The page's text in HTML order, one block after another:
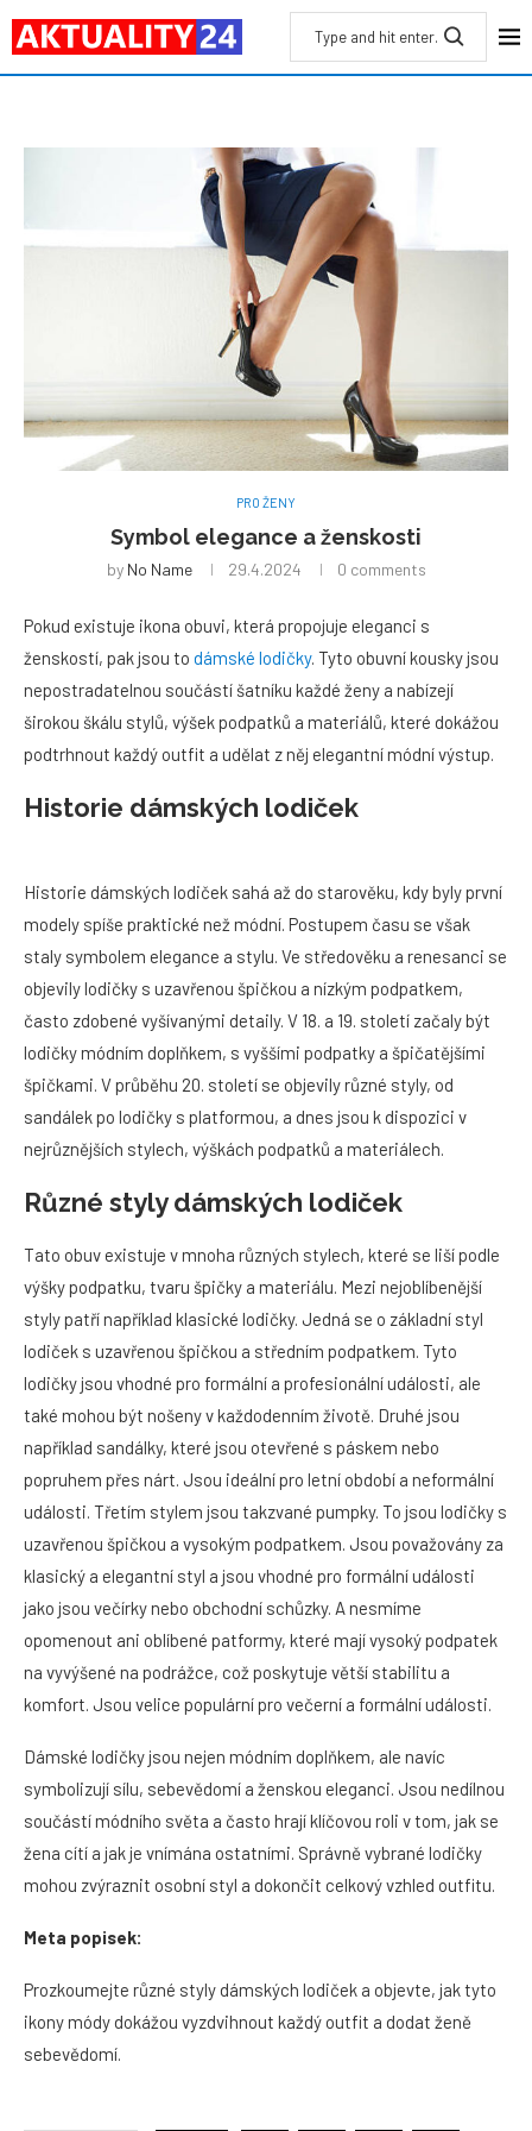
PRO ŽENY
Symbol elegance a ženskosti
by No Name 29.4.2024 0 comments
Pokud existuje ikona obuvi, která propojuje eleganci s
ženskostí, pak jsou to dámské lodičky. Tyto obuvní kousky jsou
nepostradatelnou součástí šatníku každé ženy a nabízejí
širokou škálu stylů, výšek podpatků a materiálů, které dokážou
podtrhnout každý outfit a udělat z něj elegantní módní výstup.
Historie dámských lodiček
Historie dámských lodiček sahá až do starověku, kdy byly první
modely spíše praktické než módní. Postupem času se však
staly symbolem elegance a stylu. Ve středověku a renesanci se
objevily lodičky s uzavřenou špičkou a nízkým podpatkem,
často zdobené vyšívanými detaily. V 18. a 19. století začaly být
lodičky módním doplňkem, s vyššími podpatky a špičatějšími
špičkami. V průběhu 20. století se objevily různé styly, od
sandálek po lodičky s platformou, a dnes jsou k dispozici v
nejrůznějších stylech, výškách podpatků a materiálech.
Různé styly dámských lodiček
Tato obuv existuje v mnoha různých stylech, které se liší podle
výšky podpatku, tvaru špičky a materiálu. Mezi nejoblíbenější
styly patří například klasické lodičky. Jedná se o základní styl
lodiček s uzavřenou špičkou a středním podpatkem. Tyto
lodičky jsou vhodné pro formální a profesionální události, ale
také mohou být nošeny v každodenním životě. Druhé jsou
například sandálky, které jsou otevřené s páskem nebo
popruhem přes nárt. Jsou ideální pro letní období a neformální
události. Třetím stylem jsou takzvané pumpky. To jsou lodičky s
uzavřenou špičkou a vysokým podpatkem. Jsou považovány za
klasický a elegantní styl a jsou vhodné pro formální události
jako jsou večírky nebo obchodní schůzky. A nesmíme
opomenout ani oblíbené patformy, které mají vysoký podpatek
na vyvýšené na podrážce, což poskytuje větší stabilitu a
komfort. Jsou velice populární pro večerní a formální události.
Dámské lodičky jsou nejen módním doplňkem, ale navíc
symbolizují sílu, sebevědomí a ženskou eleganci. Jsou nedílnou
součástí módního světa a často hrají klíčovou roli v tom, jak se
žena cítí a jak je vnímána ostatními. Správně vybrané lodičky
mohou zvýraznit osobní styl a dokončit celkový vzhled outfitu.
Meta popisek:
Prozkoumejte různé styly dámských lodiček a objevte, jak tyto
ikony módy dokážou vyzdvihnout každý outfit a dodat ženě
sebevědomí.